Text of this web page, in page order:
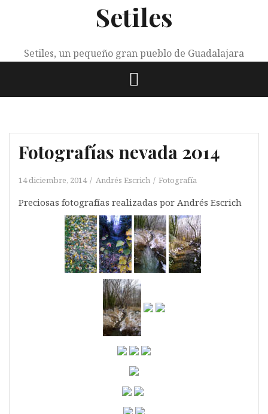
Setiles
Setiles, un pequeño gran pueblo de Guadalajara
Fotografías nevada 2014
14 diciembre, 2014 Andrés Escrich Fotografía
Preciosas fotografías realizadas por Andrés Escrich